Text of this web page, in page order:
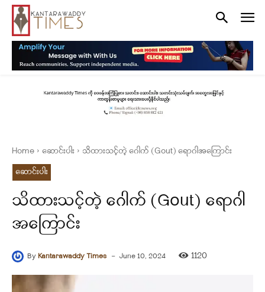
Home ဆောင်းပါး
သိထားသင့်တဲ့ ဂေါက် (Gout) ရောဂါအကြောင်း
ဆောင်းပါး
သိထားသင့်တဲ့ ဂေါက် (Gout) ရောဂါ
အကြောင်း
ByKantarawaddy Times - June 10, 2024 1120